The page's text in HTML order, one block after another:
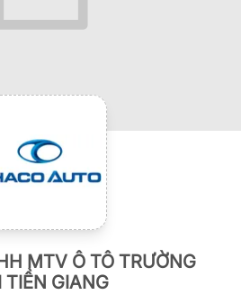
MTV Ô TÔ TRƯỜNG
TIỀN GIANG